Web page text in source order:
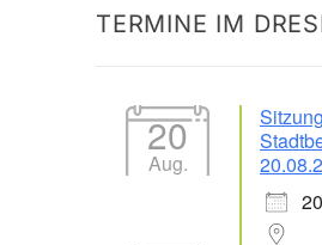
TERMINE IM
20
Aug.